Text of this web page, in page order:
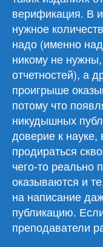
верификация. В
нужное
надо (именно
никому не
отчетностей), а
проигрыше
потому что
никудышных
доверие к
продираться
чего-то реально
оказываются и
на написание
публикацию.
преподаватели